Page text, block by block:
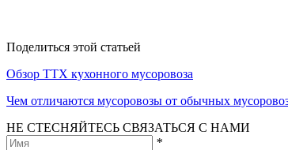
Поделиться этой статьей
Обзор ТТХ кухонного мусоровоза
Чем отличаются мусоровозы от обычных
НЕ СТЕСНЯЙТЕСЬ СВЯЗАТЬСЯ С НАМИ
*